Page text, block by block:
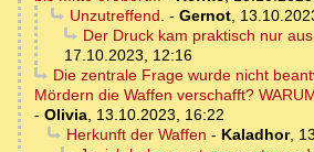
Unzutreffend. - Gernot,
Der Druck kam praktisch nur
17.10.2023, 12:16
Die zentrale Frage wurde nicht
Mördern die Waffen verschafft?
- Olivia, 13.10.2023, 16:22
Herkunft der Waffen - Kaladhor,